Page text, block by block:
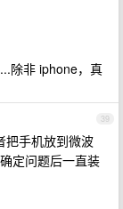
除非 iphone，真
39
把手机放到微波
定问题后一直装